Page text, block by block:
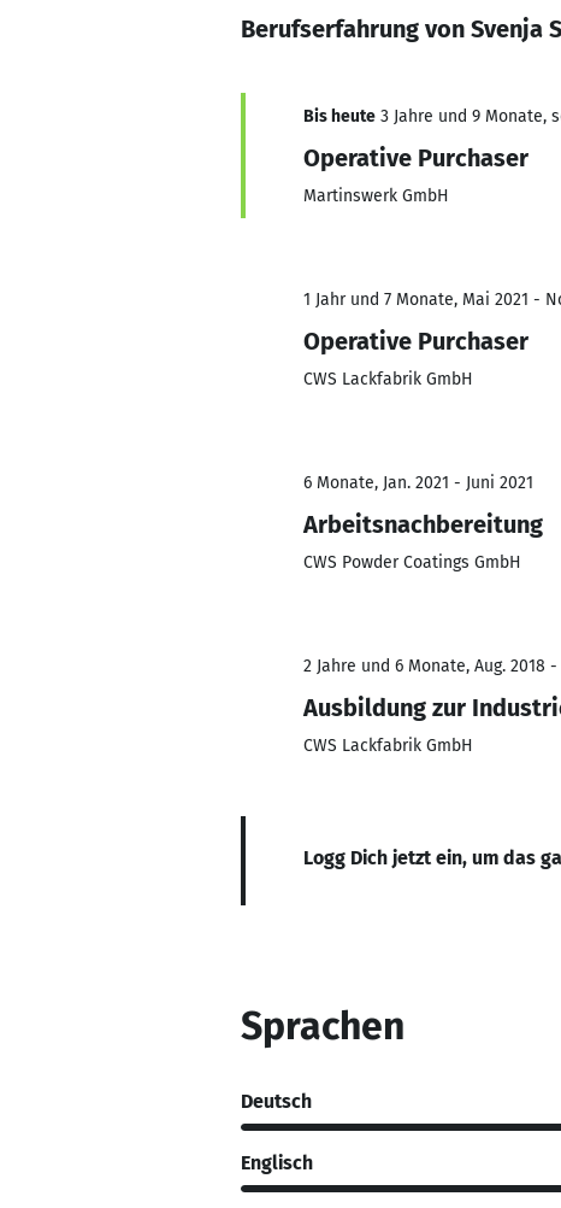
Berufserfahrung von Svenja
Bis heute 3 Jahre und 9 Monate,
Operative Purchaser
Martinswerk GmbH
1 Jahr und 7 Monate, Mai 2021 -
Operative Purchaser
CWS Lackfabrik GmbH
6 Monate, Jan. 2021 - Juni 2021
Arbeitsnachbereitung
CWS Powder Coatings GmbH
2 Jahre und 6 Monate, Aug. 2018 -
Ausbildung zur
CWS Lackfabrik GmbH
Logg Dich jetzt ein, um das
Sprachen
Deutsch
Englisch